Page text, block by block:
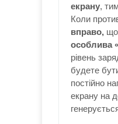
екрану,
Коли
вправо,
особлива
рівень
будете
постійно
екрану на